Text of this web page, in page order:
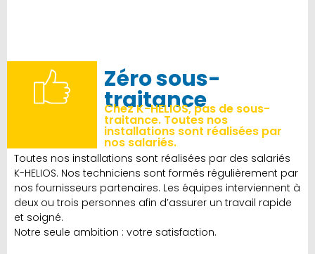
Zéro sous-
traitance
Chez K-HELIOS, pas de sous-
traitance. Toutes nos
installations sont réalisées par
nos salariés.
Toutes nos installations sont réalisées par des salariés
K-HELIOS. Nos techniciens sont formés régulièrement par
nos fournisseurs partenaires. Les équipes interviennent à
deux ou trois personnes afin d’assurer un travail rapide
et soigné.
Notre seule ambition : votre satisfaction.